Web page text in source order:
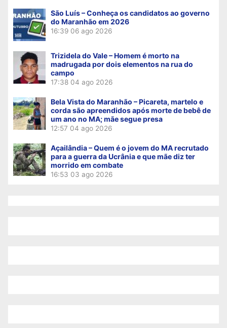
São Luís – Conheça os candidatos ao governo
do Maranhão em 2026
16:39 06 ago 2026
Trizidela do Vale – Homem é morto na
madrugada por dois elementos na rua do
campo
17:38 04 ago 2026
Bela Vista do Maranhão – Picareta, martelo e
corda são apreendidos após morte de bebê de
um ano no MA; mãe segue presa
12:57 04 ago 2026
Açailândia – Quem é o jovem do MA recrutado
para a guerra da Ucrânia e que mãe diz ter
morrido em combate
16:53 03 ago 2026